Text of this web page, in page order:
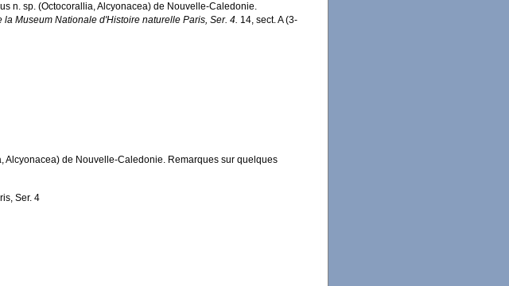
n. sp. (Octocorallia, Alcyonacea) de Nouvelle-Caledonie.
la Museum Nationale d'Histoire naturelle Paris, Ser. 4. 14, sect. A (3-
Alcyonacea) de Nouvelle-Caledonie. Remarques sur quelques
Ser. 4